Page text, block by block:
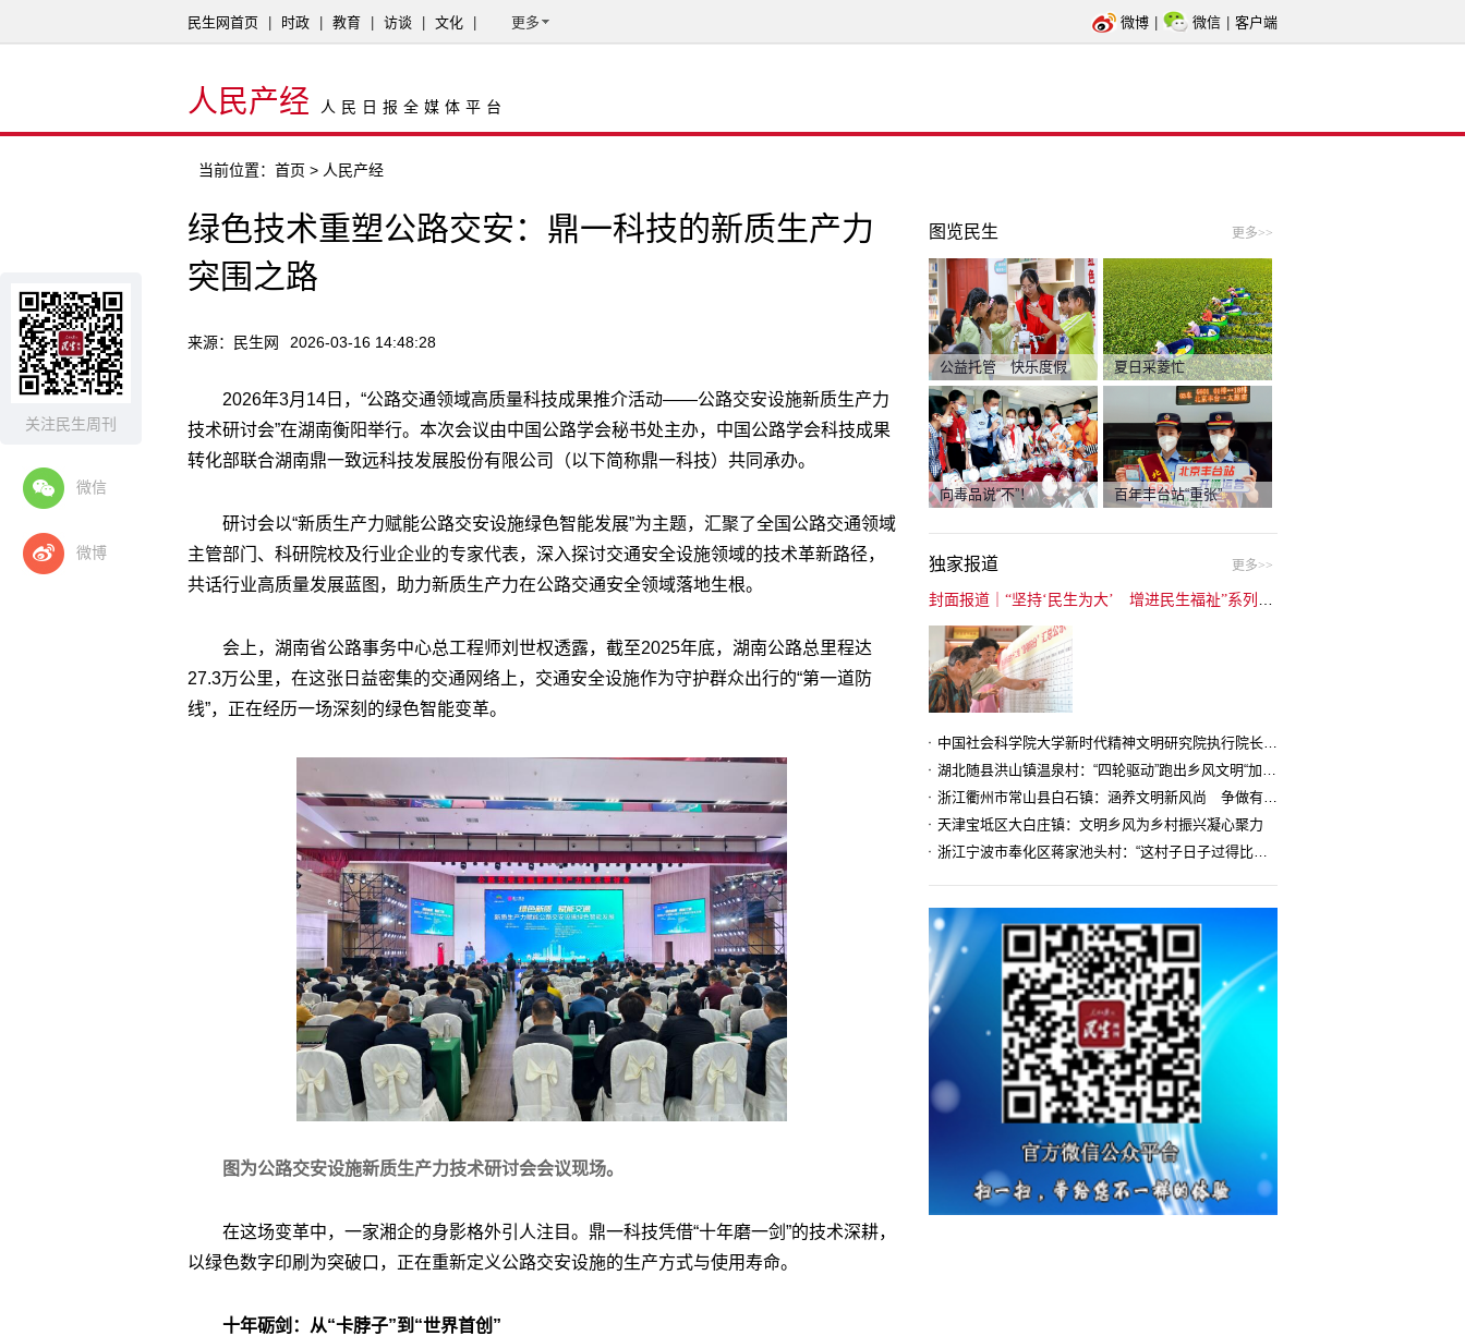
关注民生周刊
微信
微博
民生网首页 时政 教育 访谈 文化 更多 微博 微信 客户端
人民产经 人民日报全媒体平台
当前位置： 首页 > 人民产经
绿色技术重塑公路交安：鼎一科技的新质生产力
突围之路
来源：民生网 2026-03-16 14:48:28
2026年3月14日，“公路交通领域高质量科技成果推介活动——公路交安设施新质生产力
技术研讨会”在湖南衡阳举行。本次会议由中国公路学会秘书处主办，中国公路学会科技成果
转化部联合湖南鼎一致远科技发展股份有限公司（以下简称鼎一科技） 共同承办。
研讨会以“新质生产力赋能公路交安设施绿色智能发展”为主题，汇聚了全国公路交通领域
主管部门、科研院校及行业企业的专家代表，深入探讨交通安全设施领域的技术革新路径，
共话行业高质量发展蓝图，助力新质生产力在公路交通安全领域落地生根。
会上，湖南省公路事务中心总工程师刘世权透露，截至2025年底，湖南公路总里程达
27.3万公里，在这张日益密集的交通网络上，交通安全设施作为守护群众出行的“第一道防
线”，正在经历一场深刻的绿色智能变革。
图为公路交安设施新质生产力技术研讨会会议现场。
在这场变革中，一家湘企的身影格外引人注目。鼎一科技凭借“十年磨一剑”的技术深耕，
以绿色数字印刷为突破口，正在重新定义公路交安设施的生产方式与使用寿命。
十年砺剑：从“卡脖子”到“世界首创”
图览民生 更多>>
公益托管 快乐度假 夏日采菱忙
向毒品说“不”！ 百年丰台站“重张”
独家报道 更多>>
中国社会科学院大学新时代精神文明研究院执行院长王维国：文明村镇创建为乡村注入持久发展动力
湖北随县洪山镇温泉村：“四轮驱动”跑出乡风文明“加速度”
浙江衢州市常山县白石镇：涵养文明新风尚 争做有礼白石人
天津宝坻区大白庄镇：文明乡风为乡村振兴凝心聚力
浙江宁波市奉化区蒋家池头村：“这村子日子过得比城里还舒心”